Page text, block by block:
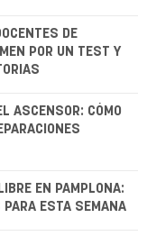
DE
POR UN TEST Y
ASCENSOR: CÓMO
EN PAMPLONA:
PARA ESTA SEMANA